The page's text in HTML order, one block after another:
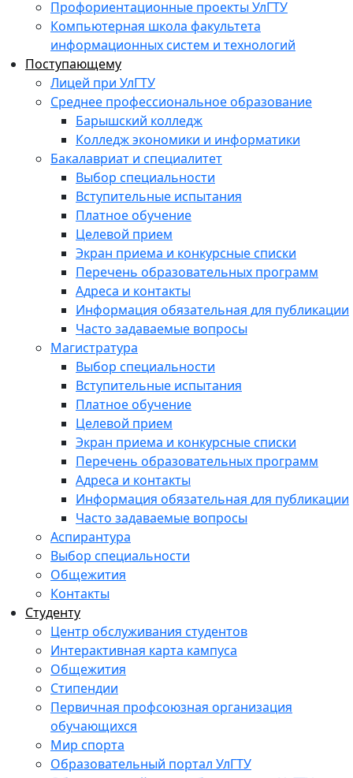
Профориентационные проекты УлГТУ
Компьютерная школа факультета
информационных систем и технологий
Поступающему
Лицей при УлГТУ
Среднее профессиональное образование
Барышский колледж
Колледж экономики и информатики
Бакалавриат и специалитет
Выбор специальности
Вступительные испытания
Платное обучение
Целевой прием
Экран приема и конкурсные списки
Перечень образовательных программ
Адреса и контакты
Информация обязательная для публикации
Часто задаваемые вопросы
Магистратура
Выбор специальности
Вступительные испытания
Платное обучение
Целевой прием
Экран приема и конкурсные списки
Перечень образовательных программ
Адреса и контакты
Информация обязательная для публикации
Часто задаваемые вопросы
Аспирантура
Выбор специальности
Общежития
Контакты
Студенту
Центр обслуживания студентов
Интерактивная карта кампуса
Общежития
Стипендии
Первичная профсоюзная организация
обучающихся
Мир спорта
Образовательный портал УлГТУ